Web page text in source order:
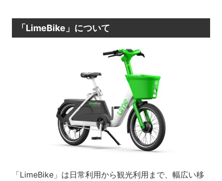
「LimeBike」について
「LimeBike」は日常利用から観光利用まで、幅広い移